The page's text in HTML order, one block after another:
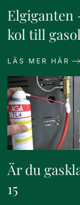
Elgiganten
kol till gasol
LÄS MER HÄR
Är du
15